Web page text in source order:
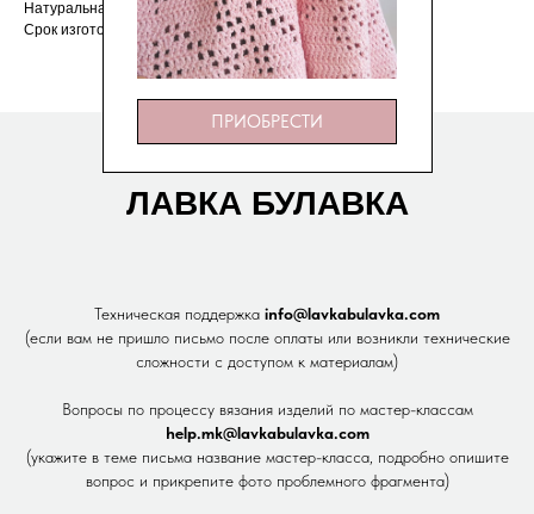
ПРИОБРЕСТИ
Натуральная кожа
Срок изготовления — 3 дня
ЛАВКА БУЛАВКА
Техническая поддержка info@lavkabulavka.com
(если вам не пришло письмо после оплаты или возникли технические
сложности с доступом к материалам)
Вопросы по процессу вязания изделий по мастер-классам
help.mk@lavkabulavka.com
(укажите в теме письма название мастер-класса, подробно опишите
вопрос и прикрепите фото проблемного фрагмента)